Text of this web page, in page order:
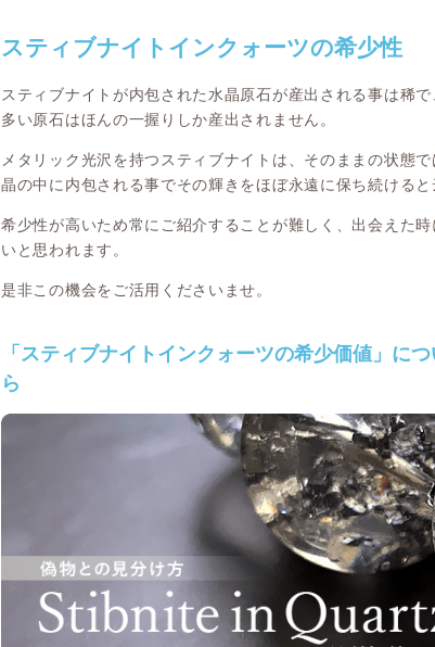
スティブナイトインクォーツの希少性
スティブナイトが内包された水晶原石が産出される事は稀
多い原石はほんの一握りしか産出されません。
メタリック光沢を持つスティブナイトは、そのままの状態
晶の中に内包される事でその輝きをほぼ永遠に保ち続けると
希少性が高いため常にご紹介することが難しく、出会えた
いと思われます。
是非この機会をご活用くださいませ。
「スティブナイトインクォーツの希少価値」に
ら